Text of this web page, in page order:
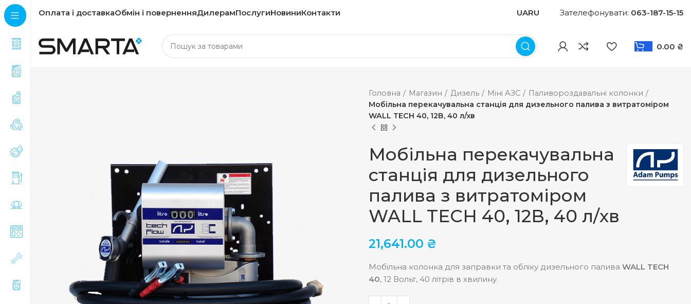
Оплата і доставкаОбмін і поверненняДилерамПослугиНовиниКонтакти UARU Зателефонувати: 063-187-15-15
0.00 ₴
Головна Магазин Дизель Міні АЗС
Паливороздавальні колонки
Мобільна перекачувальна станція для дизельного палива з витратоміром
WALL TECH 40, 12В, 40 л/хв
Мобільна перекачувальна
станція для дизельного
палива з витратоміром
WALL TECH 40, 12В, 40 л/хв
21,641.00 ₴
Мобільна колонка для заправки та обліку дизельного палива WALL TECH
40, 12 Вольт, 40 літрів в хвилину.